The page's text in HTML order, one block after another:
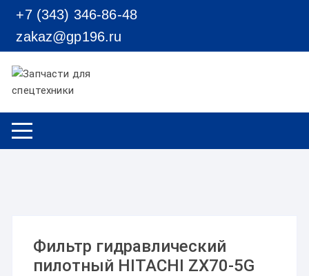
Перейти к содержимому
+7 (343) 346-86-48
zakaz@gp196.ru
Фильтр гидравлический
пилотный HITACHI ZX70-5G